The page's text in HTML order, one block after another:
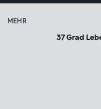
MEHR
37 Grad